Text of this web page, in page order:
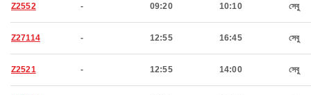
Z2552 - 09:20 10:10 সেবু
Z27114 - 12:55 16:45 সেবু
Z2521 - 12:55 14:00 সেবু